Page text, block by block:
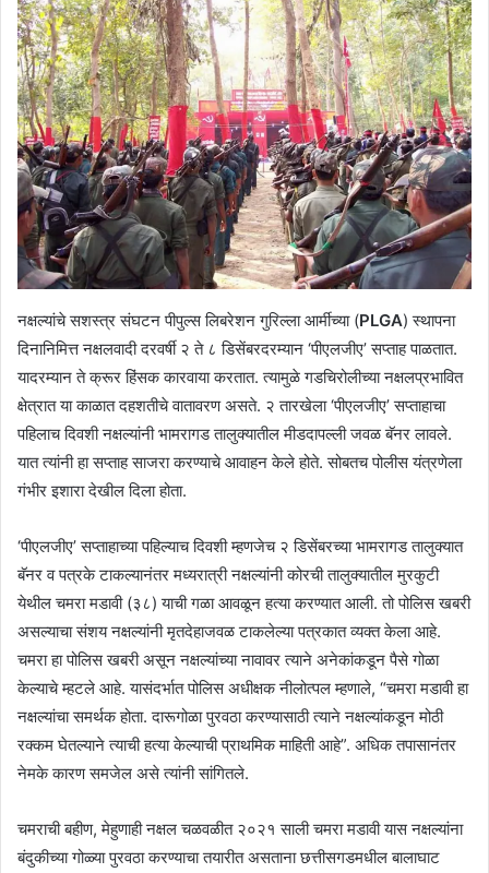
नक्षल्यांचे सशस्त्र संघटन पीपुल्स लिबरेशन गुरिल्ला आर्मीच्या (PLGA) स्थापना
दिनानिमित्त नक्षलवादी दरवर्षी २ ते ८ डिसेंबरदरम्यान ‘पीएलजीए’ सप्ताह पाळतात.
यादरम्यान ते क्रूर हिंसक कारवाया करतात. त्यामुळे गडचिरोलीच्या नक्षलप्रभावित
क्षेत्रात या काळात दहशतीचे वातावरण असते. २ तारखेला ‘पीएलजीए’ सप्ताहाचा
पहिलाच दिवशी नक्षल्यांनी भामरागड तालुक्यातील मीडदापल्ली जवळ बॅनर लावले.
यात त्यांनी हा सप्ताह साजरा करण्याचे आवाहन केले होते. सोबतच पोलीस यंत्रणेला
गंभीर इशारा देखील दिला होता.
‘पीएलजीए’ सप्ताहाच्या पहिल्याच दिवशी म्हणजेच २ डिसेंबरच्या भामरागड तालुक्यात
बॅनर व पत्रके टाकल्यानंतर मध्यरात्री नक्षल्यांनी कोरची तालुक्यातील मुरकुटी
येथील चमरा मडावी (३८) याची गळा आवळून हत्या करण्यात आली. तो पोलिस खबरी
असल्याचा संशय नक्षल्यांनी मृतदेहाजवळ टाकलेल्या पत्रकात व्यक्त केला आहे.
चमरा हा पोलिस खबरी असून नक्षल्यांच्या नावावर त्याने अनेकांकडून पैसे गोळा
केल्याचे म्हटले आहे. यासंदर्भात पोलिस अधीक्षक नीलोत्पल म्हणाले, “चमरा मडावी हा
नक्षल्यांचा समर्थक होता. दारूगोळा पुरवठा करण्यासाठी त्याने नक्षल्यांकडून मोठी
रक्कम घेतल्याने त्याची हत्या केल्याची प्राथमिक माहिती आहे”. अधिक तपासानंतर
नेमके कारण समजेल असे त्यांनी सांगितले.
चमराची बहीण, मेहुणाही नक्षल चळवळीत २०२१ साली चमरा मडावी यास नक्षल्यांना
बंदुकीच्या गोळ्या पुरवठा करण्याचा तयारीत असताना छत्तीसगडमधील बालाघाट